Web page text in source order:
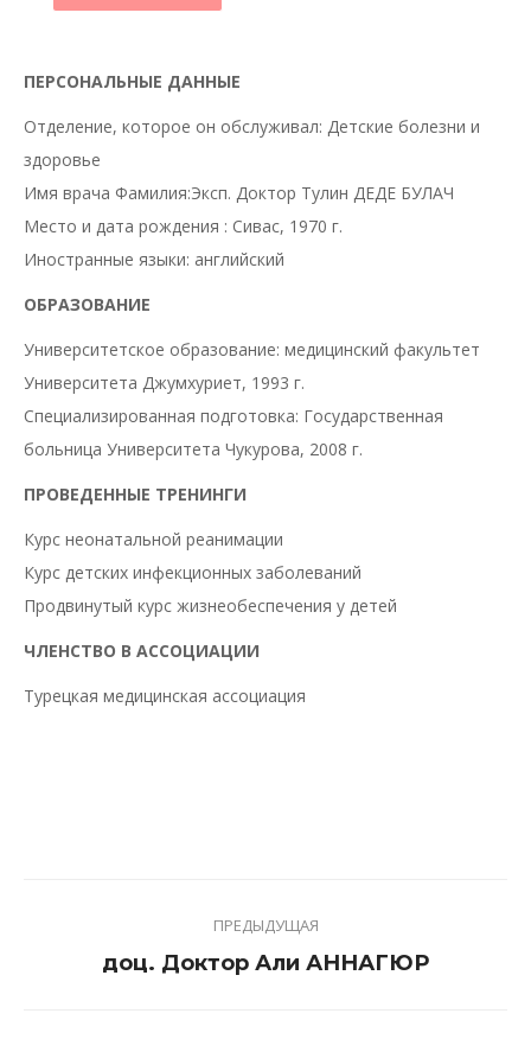
ПЕРСОНАЛЬНЫЕ ДАННЫЕ
Отделение, которое он обслуживал: Детские болезни и
здоровье
Имя врача Фамилия:Эксп. Доктор Тулин ДЕДЕ БУЛАЧ
Место и дата рождения : Сивас, 1970 г.
Иностранные языки: английский
ОБРАЗОВАНИЕ
Университетское образование: медицинский факультет
Университета Джумхуриет, 1993 г.
Специализированная подготовка: Государственная
больница Университета Чукурова, 2008 г.
ПРОВЕДЕННЫЕ ТРЕНИНГИ
Курс неонатальной реанимации
Курс детских инфекционных заболеваний
Продвинутый курс жизнеобеспечения у детей
ЧЛЕНСТВО В АССОЦИАЦИИ
Турецкая медицинская ассоциация
ПРЕДЫДУЩАЯ
Previous
доц. Доктор Али АННАГЮР